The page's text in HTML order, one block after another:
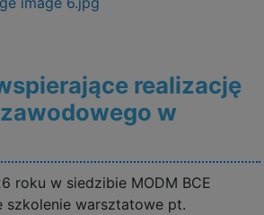
realizację
w
roku w siedzibie MODM BCE
szkolenie warsztatowe pt.